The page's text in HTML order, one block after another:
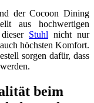
der Cocoon Dining
aus hochwertigen
Stuhl nicht nur
höchsten Komfort.
sorgen dafür, dass
beim